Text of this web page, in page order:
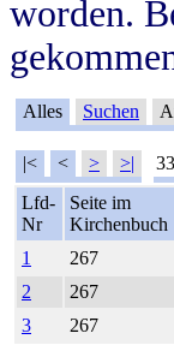
worden.
Alles Suchen
|< < > >|
Lfd-
Nr
Seite im
Kirchenbuch
1
267
2
267
3
267